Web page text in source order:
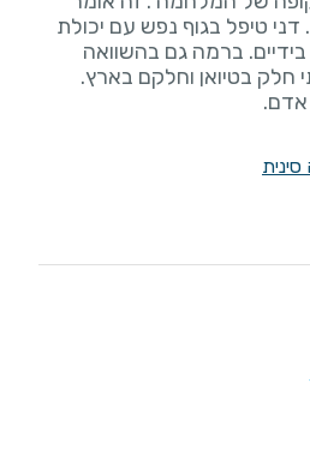
טיפל בגוף נפש עם יכולת
ברמה גם בהשוואה
חלק בטיואן וחלקם בארץ.
אדם.